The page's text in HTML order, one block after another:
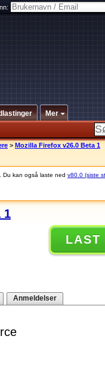
Mer
> Mozilla Firefox v26.0 Beta 1
Du kan også laste ned v80.0 (siste
1
LAST
Anmeldelser